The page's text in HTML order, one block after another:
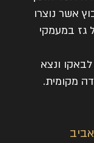
אשר נוצרו
גז במעמקי
ונצא
מקומית.